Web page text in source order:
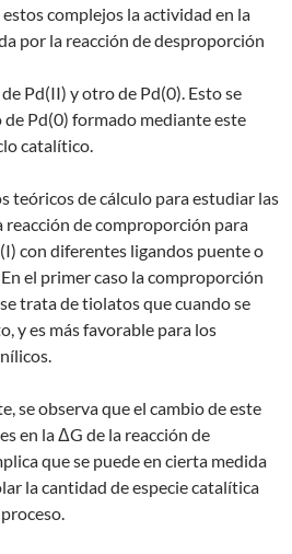
complejos la actividad en la
por la reacción de desproporción
Pd(II) y otro de Pd(0). Esto se
de Pd(0) formado mediante este
catalítico.
teóricos de cálculo para estudiar las
reacción de comproporción para
con diferentes ligandos puente o
el primer caso la comproporción
trata de tiolatos que cuando se
y es más favorable para los
se observa que el cambio de este
en la ΔG de la reacción de
que se puede en cierta medida
la cantidad de especie catalítica